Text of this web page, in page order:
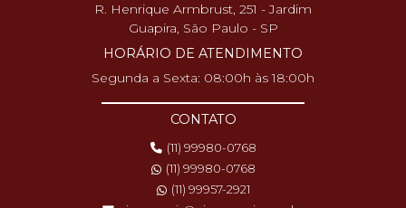
R. Henrique Armbrust, 251 - Jardim
Guapira, São Paulo - SP
HORÁRIO DE ATENDIMENTO
Segunda a Sexta: 08:00h às 18:00h
CONTATO
(11) 99980-0768
(11) 99980-0768
(11) 99957-2921